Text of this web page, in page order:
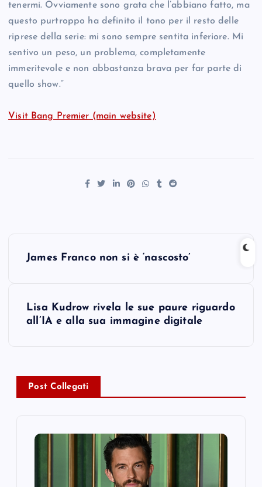
tenermi. Ovviamente sono grata che l’abbiano fatto, ma
questo purtroppo ha definito il tono per il resto delle
riprese della serie: mi sono sempre sentita inferiore. Mi
sentivo un peso, un problema, completamente
immeritevole e non abbastanza brava per far parte di
quello show.”
Visit Bang Premier (main website)
James Franco non si è ‘nascosto’
Lisa Kudrow rivela le sue paure riguardo
all’IA e alla sua immagine digitale
Post Collegati